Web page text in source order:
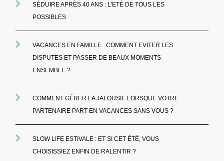
SÉDUIRE APRÈS 40 ANS : L'ETÉ DE TOUS LES
POSSIBLES
VACANCES EN FAMILLE : COMMENT EVITER LES
DISPUTES ET PASSER DE BEAUX MOMENTS
ENSEMBLE ?
COMMENT GÉRER LA JALOUSIE LORSQUE VOTRE
PARTENAIRE PART EN VACANCES SANS VOUS ?
SLOW LIFE ESTIVALE : ET SI CET ÉTÉ, VOUS
CHOISISSIEZ ENFIN DE RALENTIR ?